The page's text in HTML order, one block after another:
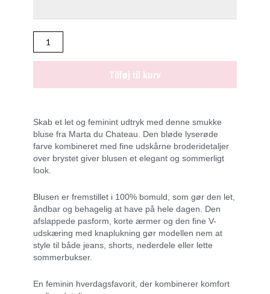
Bluse
Tilføj til kurv
Skab et let og feminint udtryk med denne smukke
bluse fra Marta du Chateau. Den bløde lyserøde
farve kombineret med fine udskårne broderidetaljer
over brystet giver blusen et elegant og sommerligt
look.
Blusen er fremstillet i 100% bomuld, som gør den let,
åndbar og behagelig at have på hele dagen. Den
afslappede pasform, korte ærmer og den fine V-
udskæring med knaplukning gør modellen nem at
style til både jeans, shorts, nederdele eller lette
sommerbukser.
En feminin hverdagsfavorit, der kombinerer komfort